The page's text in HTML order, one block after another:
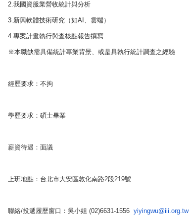
2.我國資服業營收統計與分析
3.新興軟體技術研究（如AI、雲端）
4.專案計畫執行與查核點報告撰寫
※本職缺需具備統計專業背景、或是具執行統計調查之經驗
經歷要求： 不拘
學歷要求： 碩士畢業
薪資待遇： 面議
上班地點： 台北市大安區敦化南路2段219號
聯絡/投遞履歷窗口： 吳小姐 (02)6631-1556 yiyingwu@iii.org.tw